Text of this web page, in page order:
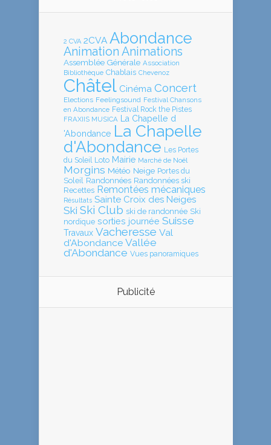
2 CVA 2CVA Abondance
Animation Animations
Assemblée Générale Association
Bibliothèque Chablais Chevenoz
Châtel Cinéma Concert
Elections Feelingsound Festival Chansons
en Abondance Festival Rock the Pistes
FRAXIIS MUSICA
La Chapelle d
'Abondance La Chapelle
d'Abondance Les Portes
du Soleil Loto Mairie Marché de Noël
Morgins Météo Neige Portes du
Soleil Randonnées Randonnées ski
Recettes Remontées mécaniques
Résultats Sainte Croix des Neiges
Ski Ski Club ski de randonnée Ski
nordique sorties journée Suisse
Travaux Vacheresse Val
d'Abondance Vallée
d'Abondance Vues panoramiques
Publicité